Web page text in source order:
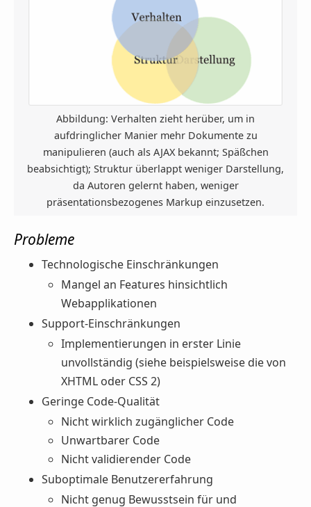
Abbildung: Verhalten zieht herüber, um in
aufdringlicher Manier mehr Dokumente zu
manipulieren (auch als AJAX bekannt; Späßchen
beabsichtigt); Struktur überlappt weniger Darstellung,
da Autoren gelernt haben, weniger
präsentationsbezogenes Markup einzusetzen.
Probleme
Technologische Einschränkungen
Mangel an Features hinsichtlich
Webapplikationen
Support-Einschränkungen
Implementierungen in erster Linie
unvollständig (siehe beispielsweise die von
XHTML oder CSS 2)
Geringe Code-Qualität
Nicht wirklich zugänglicher Code
Unwartbarer Code
Nicht validierender Code
Suboptimale Benutzererfahrung
Nicht genug Bewusstsein für und